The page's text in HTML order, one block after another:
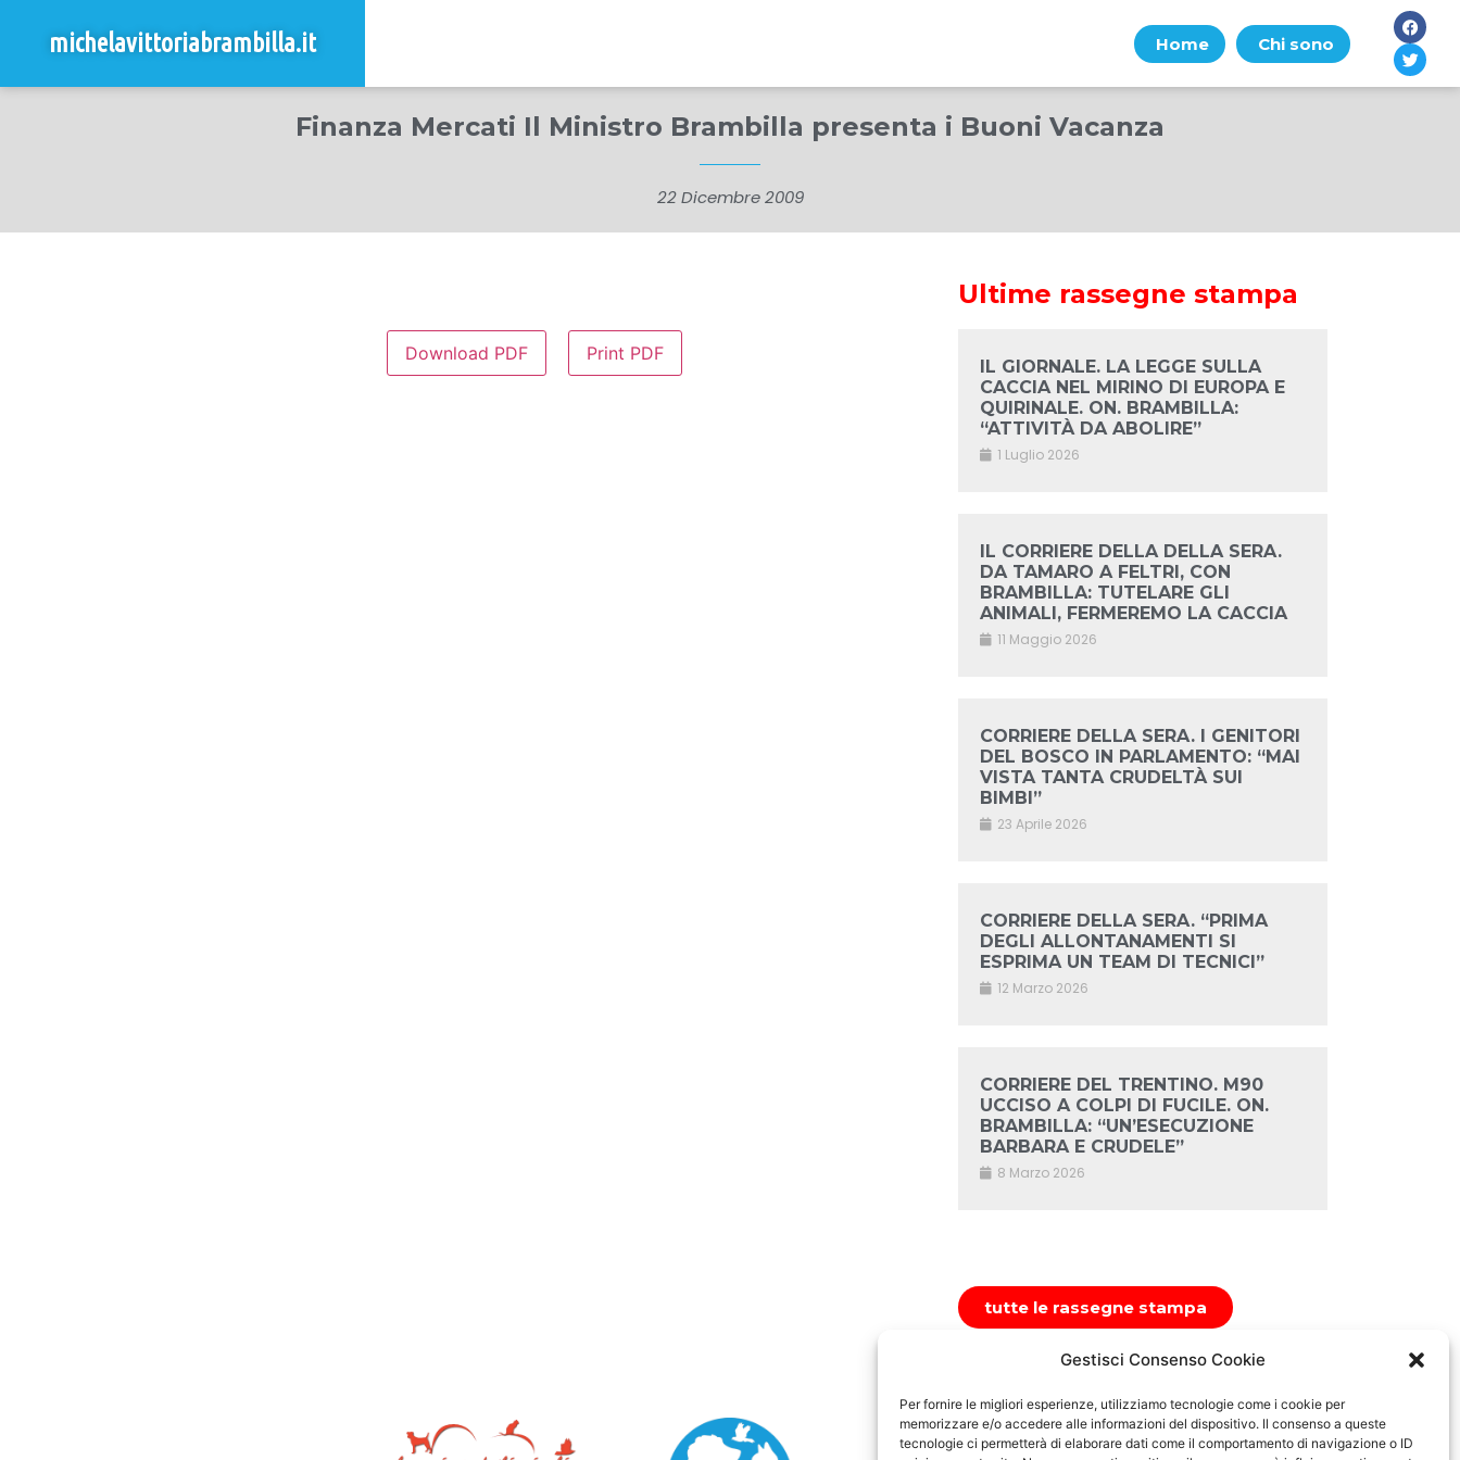
Gestisci Consenso Cookie
Per fornire le migliori esperienze, utilizziamo tecnologie come i cookie per
memorizzare e/o accedere alle informazioni del dispositivo. Il consenso a queste
tecnologie ci permetterà di elaborare dati come il comportamento di navigazione o ID
michelavittoriabrambilla.it Home Chi sono
Finanza Mercati Il Ministro Brambilla presenta i Buoni Vacanza
22 Dicembre 2009
Download PDF Print PDF
Ultime rassegne stampa
IL GIORNALE. LA LEGGE SULLA
CACCIA NEL MIRINO DI EUROPA E
QUIRINALE. ON. BRAMBILLA:
“ATTIVITÀ DA ABOLIRE”
1 Luglio 2026
IL CORRIERE DELLA DELLA SERA.
DA TAMARO A FELTRI, CON
BRAMBILLA: TUTELARE GLI
ANIMALI, FERMEREMO LA CACCIA
11 Maggio 2026
CORRIERE DELLA SERA. I GENITORI
DEL BOSCO IN PARLAMENTO: “MAI
VISTA TANTA CRUDELTÀ SUI
BIMBI”
23 Aprile 2026
CORRIERE DELLA SERA. “PRIMA
DEGLI ALLONTANAMENTI SI
ESPRIMA UN TEAM DI TECNICI”
12 Marzo 2026
CORRIERE DEL TRENTINO. M90
UCCISO A COLPI DI FUCILE. ON.
BRAMBILLA: “UN’ESECUZIONE
BARBARA E CRUDELE”
8 Marzo 2026
tutte le rassegne stampa